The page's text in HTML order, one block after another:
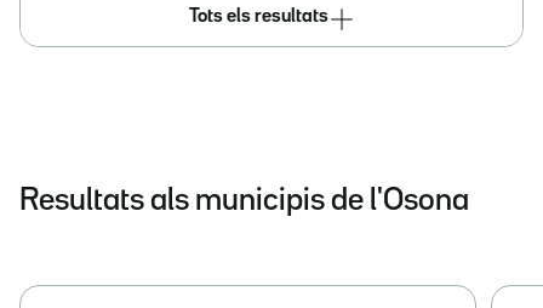
Tots els resultats
Resultats als municipis de l'Osona